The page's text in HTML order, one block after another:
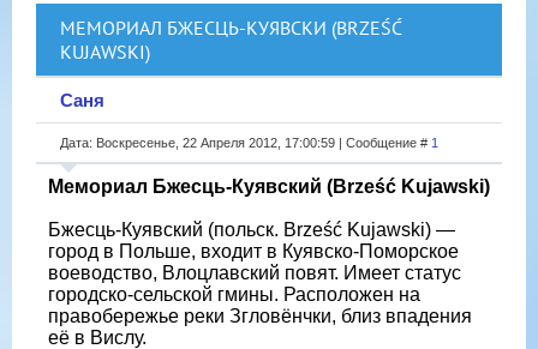
МЕМОРИАЛ БЖЕСЦЬ-КУЯВСКИ (BRZEŚĆ
KUJAWSKI)
Саня
Дата: Воскресенье, 22 Апреля 2012, 17:00:59 | Сообщение # 1
Мемориал Бжесць-Куявский (Brześć Kujawski)
Бжесць-Куявский (польск. Brześć Kujawski) —
город в Польше, входит в Куявско-Поморское
воеводство, Влоцлавский повят. Имеет статус
городско-сельской гмины. Расположен на
правобережье реки Згловёнчки, близ впадения
её в Вислу.